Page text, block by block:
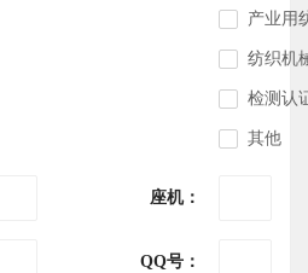
产业用
纺织机
检测认
其他
座机：
QQ号：